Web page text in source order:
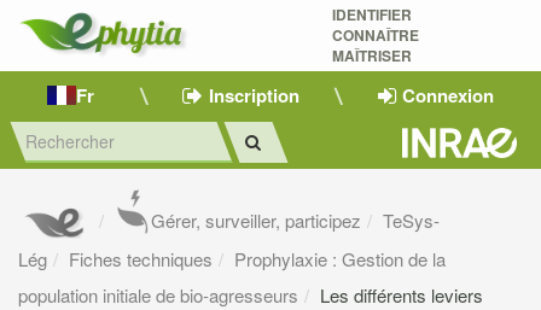
IDENTIFIER
CONNAÎTRE
MAÎTRISER
Fr Inscription Connexion
Gérer, surveiller, participez
TeSys-
Lég
Fiches techniques
Prophylaxie : Gestion de la
population initiale de bio-agresseurs
Les différents leviers